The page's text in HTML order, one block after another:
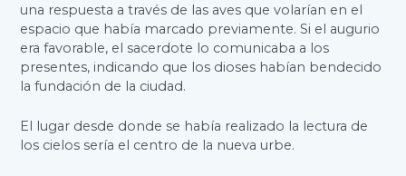
una respuesta a través de las aves que volarían en el
espacio que había marcado previamente. Si el augurio
era favorable, el sacerdote lo comunicaba a los
presentes, indicando que los dioses habían bendecido
la fundación de la ciudad.
El lugar desde donde se había realizado la lectura de
los cielos sería el centro de la nueva urbe.